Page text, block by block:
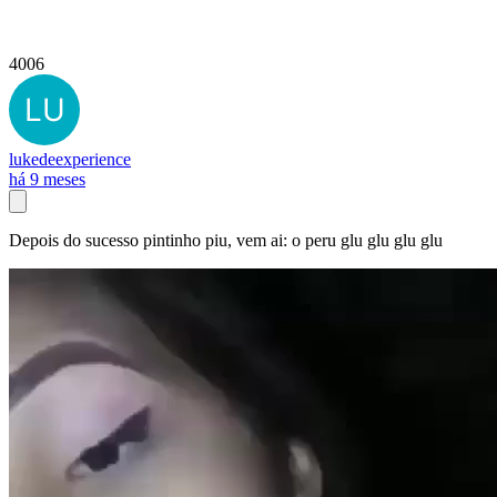
4006
lukedeexperience
há 9 meses
Depois do sucesso pintinho piu, vem ai: o peru glu glu glu glu